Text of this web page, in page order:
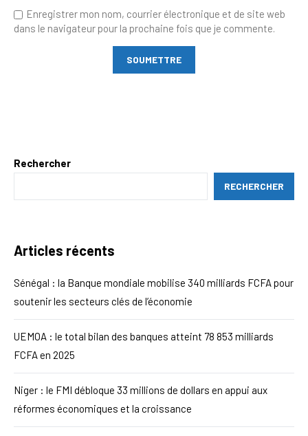
Enregistrer mon nom, courrier électronique et de site web
dans le navigateur pour la prochaine fois que je commente.
Rechercher
RECHERCHER
Articles récents
Sénégal : la Banque mondiale mobilise 340 milliards FCFA pour
soutenir les secteurs clés de l’économie
UEMOA : le total bilan des banques atteint 78 853 milliards
FCFA en 2025
Niger : le FMI débloque 33 millions de dollars en appui aux
réformes économiques et la croissance